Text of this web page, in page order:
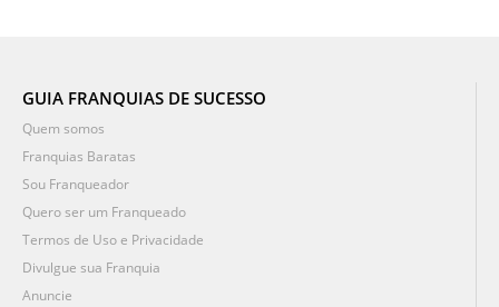
GUIA FRANQUIAS DE SUCESSO
Quem somos
Franquias Baratas
Sou Franqueador
Quero ser um Franqueado
Termos de Uso e Privacidade
Divulgue sua Franquia
Anuncie